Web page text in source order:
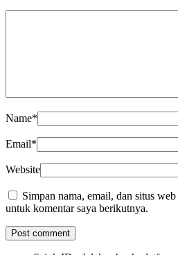
Name*
Email*
Website
Simpan nama, email, dan situs
untuk komentar saya berikutnya.